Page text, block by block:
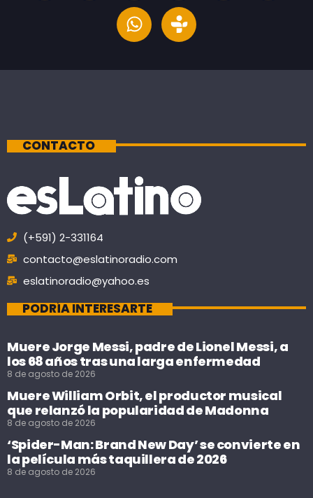
CONTACTO
(+591) 2-331164
contacto@eslatinoradio.com
eslatinoradio@yahoo.es
PODRÍA INTERESARTE
Muere Jorge Messi, padre de Lionel Messi, a
los 68 años tras una larga enfermedad
8 de agosto de 2026
Muere William Orbit, el productor musical
que relanzó la popularidad de Madonna
8 de agosto de 2026
‘Spider-Man: Brand New Day’ se convierte en
la película más taquillera de 2026
8 de agosto de 2026